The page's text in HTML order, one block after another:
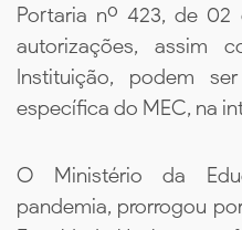
Portaria nº 423, de 02
autorizações, assim
Instituição, podem
específica do MEC, na
O Ministério da
pandemia, prorrogou